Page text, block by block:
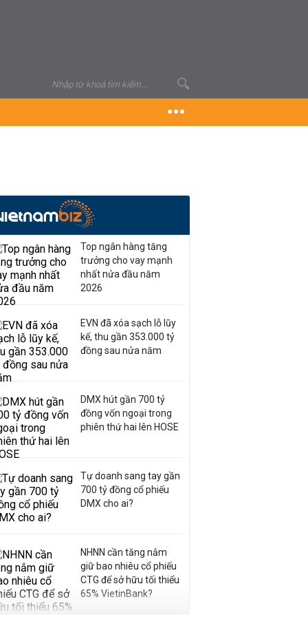
Top ngân hàng tăng
trưởng cho vay mạnh
nhất nửa đầu năm
2026
EVN đã xóa sạch lỗ lũy
kế, thu gần 353.000 tỷ
đồng sau nửa năm
DMX hút gần 700 tỷ
đồng vốn ngoại trong
phiên thứ hai lên HOSE
Tự doanh sang tay gần
700 tỷ đồng cổ phiếu
DMX cho ai?
NHNN cần tăng nắm
giữ bao nhiêu cổ phiếu
CTG để sở hữu tối thiểu
65% VietinBank?